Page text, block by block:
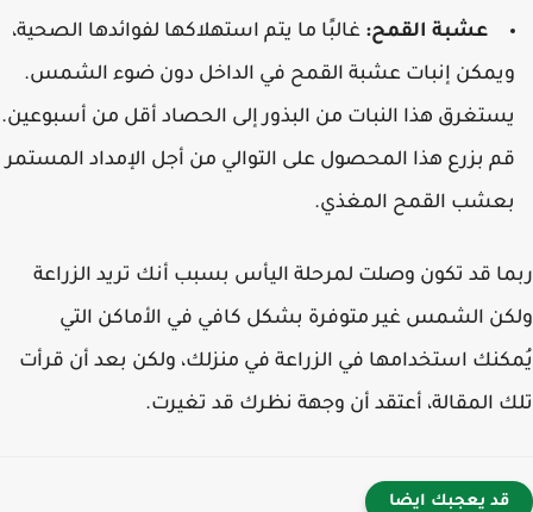
عشبة القمح:غالبًا ما يتم استهلاكها لفوائدها الصحية،
إنبات عشبة القمح في الداخل دون ضوء الشمس.
هذا النبات من البذور إلى الحصاد أقل من أسبوعين.
بزرع هذا المحصول على التوالي من أجل الإمداد المستمر
القمح المغذي.
قد تكون وصلت لمرحلة اليأس بسبب أنك تريد الزراعة
الشمس غير متوفرة بشكل كافي في الأماكن التي
استخدامها في الزراعة في منزلك، ولكن بعد أن قرأت
المقالة، أعتقد أن وجهة نظرك قد تغيرت.
قد يعجبك ايضا